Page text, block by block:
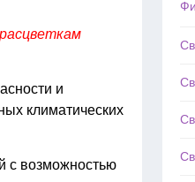
и
климатических
с возможностью